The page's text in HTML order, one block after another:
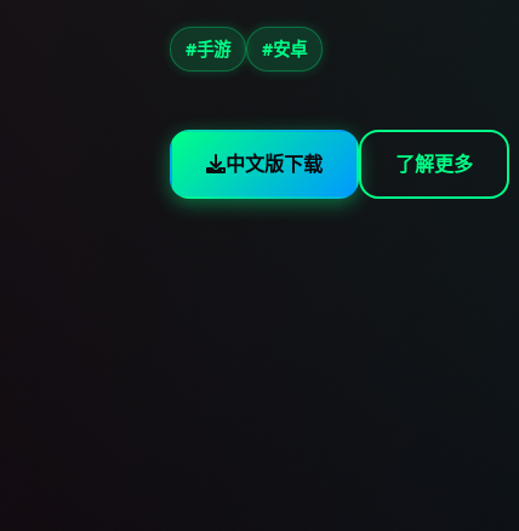
#手游 #安卓
中文版下载 了解更多